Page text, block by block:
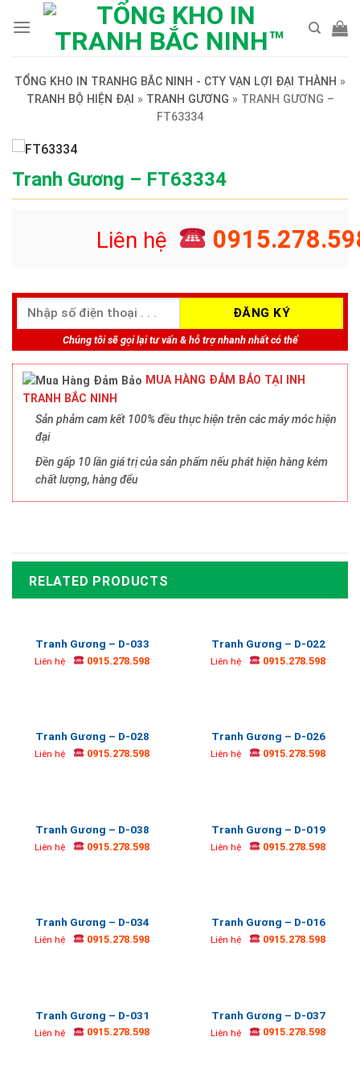
TỔNG KHO IN TRANHG BẮC NINH - CTY VẠN LỢI ĐẠI THÀNH »
TRANH BỘ HIỆN ĐẠI » TRANH GƯƠNG » TRANH GƯƠNG –
FT63334
Tranh Gương – FT63334
Liên hệ
Chúng tôi sẽ gọi lại tư vấn & hỗ trợ nhanh nhất có thể
MUA HÀNG ĐẢM BẢO TẠI INH
TRANH BẮC NINH
Sản phảm cam kết 100% đều thực hiện trên các máy móc hiện
đại
Đền gấp 10 lần giá trị của sản phẩm nếu phát hiện hàng kém
chất lượng, hàng đểu
RELATED PRODUCTS
Tranh Gương – D-033
Liên hệ 0915.278.598
Tranh Gương – D-022
Liên hệ 0915.278.598
Tranh Gương – D-028
Liên hệ 0915.278.598
Tranh Gương – D-026
Liên hệ 0915.278.598
Tranh Gương – D-038
Liên hệ 0915.278.598
Tranh Gương – D-019
Liên hệ 0915.278.598
Tranh Gương – D-034
Liên hệ 0915.278.598
Tranh Gương – D-016
Liên hệ 0915.278.598
Tranh Gương – D-031
Liên hệ 0915.278.598
Tranh Gương – D-037
Liên hệ 0915.278.598